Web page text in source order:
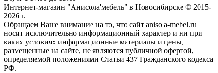
Интернет-магазин "Анисола'мебель" в Новосибирске © 2015-
2026 г.
Обращаем Ваше внимание на то, что сайт anisola-mebel.ru
носит исключительно информационный характер и ни при
каких условиях информационные материалы и цены,
размещенные на сайте, не являются публичной офертой,
определяемой положениями Статьи 437 Гражданского кодекса
РФ.